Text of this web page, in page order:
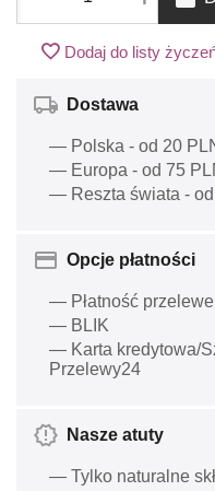
Dodaj do listy
Dostawa
— Polska - od 20
— Europa - od 75
— Reszta świata - od
Opcje płatności
— Płatność
— BLIK
— Karta kredytowa/
Przelewy24
Nasze atuty
— Tylko naturalne